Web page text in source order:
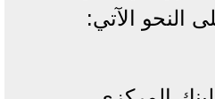
النحو الآتي: